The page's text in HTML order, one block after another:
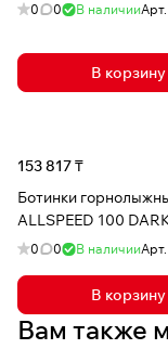
0 0 В наличииАрт.
В корзину
153 817 ₸
Ботинки
ALLSPEED 100
0 0 В наличииАрт.
В корзину
Вам также